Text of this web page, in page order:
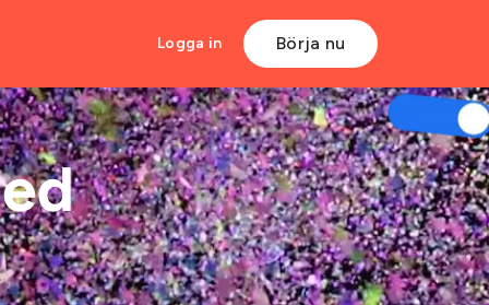
Logga in Börja nu